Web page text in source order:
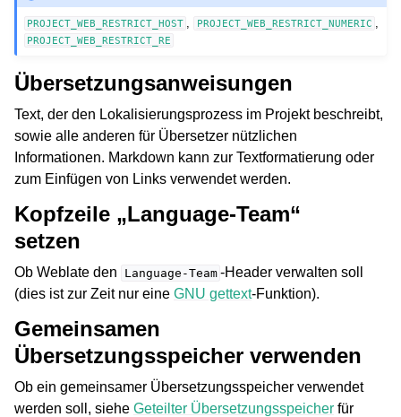
PROJECT_WEB_RESTRICT_HOST PROJECT_WEB_RESTRICT_NUMERIC
PROJECT_WEB_RESTRICT_RE
Übersetzungsanweisungen
Text, der den Lokalisierungsprozess im Projekt beschreibt,
sowie alle anderen für Übersetzer nützlichen
Informationen. Markdown kann zur Textformatierung oder
zum Einfügen von Links verwendet werden.
Kopfzeile „Language-Team“
setzen
Ob Weblate den Language-Team -Header verwalten soll
(dies ist zur Zeit nur eine GNU gettext-Funktion).
Gemeinsamen
Übersetzungsspeicher verwenden
Ob ein gemeinsamer Übersetzungsspeicher verwendet
werden soll, siehe Geteilter Übersetzungsspeicher für